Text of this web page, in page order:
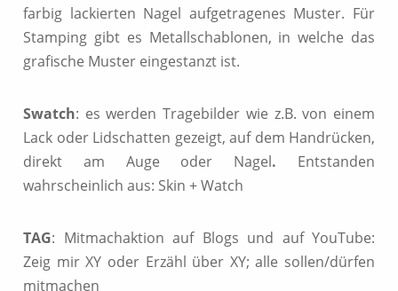
farbig lackierten Nagel aufgetragenes Muster. Für
Stamping gibt es Metallschablonen, in welche das
grafische Muster eingestanzt ist.
Swatch: es werden Tragebilder wie z.B. von einem
Lack oder Lidschatten gezeigt, auf dem Handrücken,
direkt am Auge oder Nagel. Entstanden
wahrscheinlich aus: Skin + Watch
TAG: Mitmachaktion auf Blogs und auf YouTube:
Zeig mir XY oder Erzähl über XY; alle sollen/dürfen
mitmachen